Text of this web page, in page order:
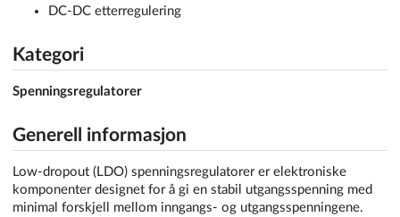
DC-DC etterregulering
Kategori
Spenningsregulatorer
Generell informasjon
Low-dropout (LDO) spenningsregulatorer er elektroniske
komponenter designet for å gi en stabil utgangsspenning med
minimal forskjell mellom inngangs- og utgangsspenningene.